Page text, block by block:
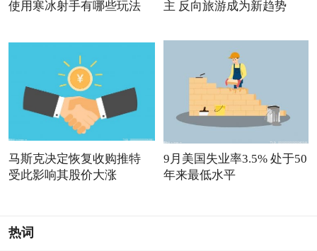
使用寒冰射手有哪些玩法
主 反向旅游成为新趋势
马斯克决定恢复收购推特
受此影响其股价大涨
9月美国失业率3.5% 处于50
年来最低水平
热词